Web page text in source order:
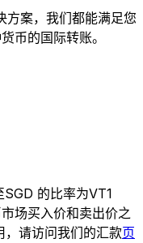
方案，我们都能满足您
币的国际转账。
的比率为VT1
场买入价和卖出价之
，请访问我们的汇款页